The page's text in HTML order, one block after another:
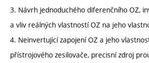
3. Návrh jednoduchého diferenčního OZ,
a vliv reálných vlastností OZ na jeho
4. Neinvertující zapojení OZ a jeho
přístrojového zesilovače, precisní zdroj